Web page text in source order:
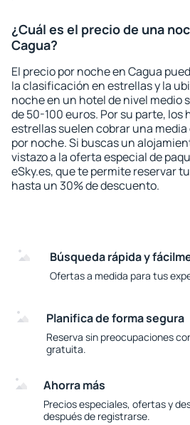
¿Cuál es el precio de una
Cagua?
El precio por noche en Cagua
la clasificación en estrellas y la
noche en un hotel de nivel medio
de 50-100 euros. Por su parte, los
estrellas suelen cobrar una media
por noche. Si buscas un
vistazo a la oferta especial de
eSky.es, que te permite reservar
hasta un 30% de descuento.
Búsqueda rápida y
Ofertas a medida para tus
Planifica de forma segura
Reserva sin preocupaciones
gratuita.
Ahorra más
Precios especiales, ofertas y
después de registrarse.